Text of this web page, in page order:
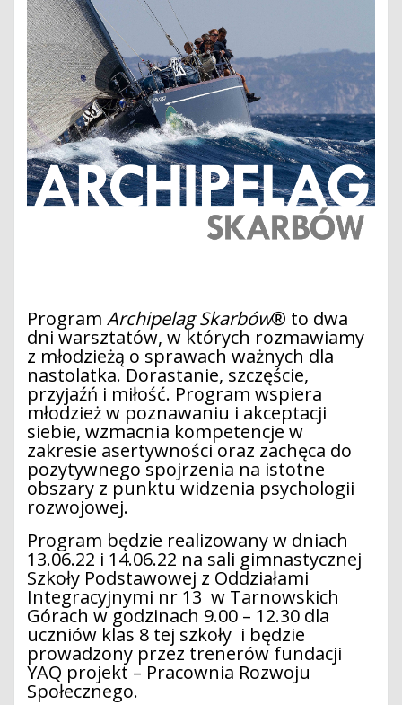
Program Archipelag Skarbów® to dwa
dni warsztatów, w których rozmawiamy
z młodzieżą o sprawach ważnych dla
nastolatka. Dorastanie, szczęście,
przyjaźń i miłość. Program wspiera
młodzież w poznawaniu i akceptacji
siebie, wzmacnia kompetencje w
zakresie asertywności oraz zachęca do
pozytywnego spojrzenia na istotne
obszary z punktu widzenia psychologii
rozwojowej.
Program będzie realizowany w dniach
13.06.22 i 14.06.22 na sali gimnastycznej
Szkoły Podstawowej z Oddziałami
Integracyjnymi nr 13 w Tarnowskich
Górach w godzinach 9.00 – 12.30 dla
uczniów klas 8 tej szkoły i będzie
prowadzony przez trenerów fundacji
YAQ projekt – Pracownia Rozwoju
Społecznego.